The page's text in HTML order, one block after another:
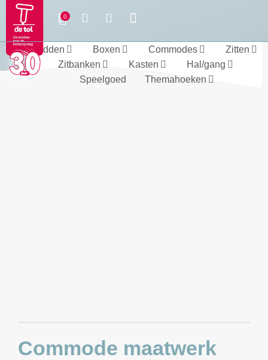
Bedden Boxen Commodes
Zitten
Zitbanken
Kasten
Hal/gang
Speelgoed
Themahoeken
Commode maatwerk